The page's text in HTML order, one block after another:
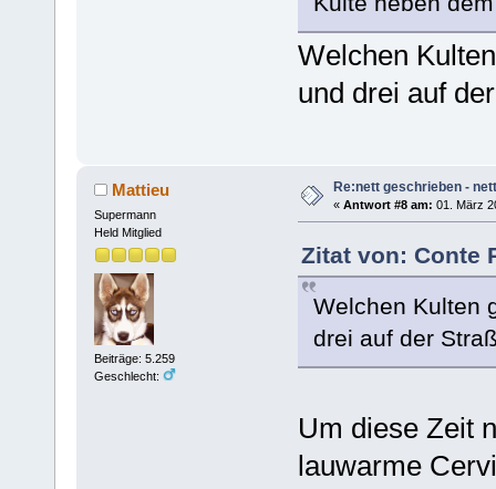
Welchen
und drei auf
Mattieu
Supermann
Held Mitglied
Beiträge: 5.259
Geschlecht:
Re:nett geschrieben -
« Antwort #8 am: 01. März
Zitat von: Conte
Welchen Kulten
drei auf der
Um diese Zeit
lauwarme